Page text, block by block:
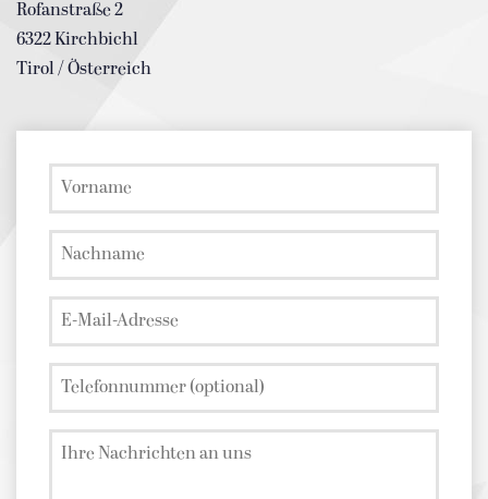
Rofanstraße 2
6322 Kirchbichl
Tirol / Österreich